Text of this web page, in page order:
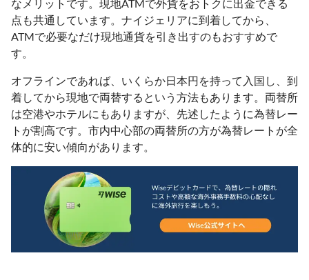
なメリットです。現地ATMで外貨をおトクに出金できる
点も共通しています。ナイジェリアに到着してから、
ATMで必要なだけ現地通貨を引き出すのもおすすめで
す。
オフラインであれば、いくらか日本円を持って入国し、到
着してから現地で両替するという方法もあります。両替所
は空港やホテルにもありますが、先述したように為替レー
トが割高です。市内中心部の両替所の方が為替レートが全
体的に安い傾向があります。